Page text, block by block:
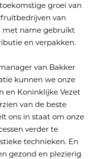
groei van
van
met name gebruikt
en verpakken.
van Bakker
kunnen we onze
en Koninklijke Vezet
van de beste
ons in staat om onze
verder te
technieken. En
gezond en plezierig